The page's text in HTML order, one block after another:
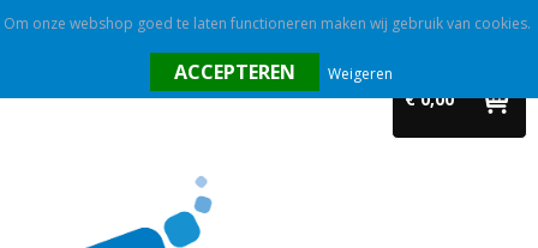
€ 0,00
Promotietextiel
Om onze webshop goed te laten functioneren maken wij gebruik van cookies.
Weigeren